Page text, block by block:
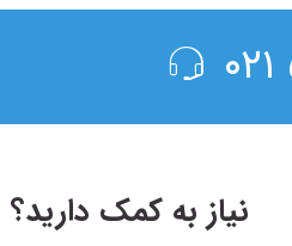
نیاز به کمک دارید؟